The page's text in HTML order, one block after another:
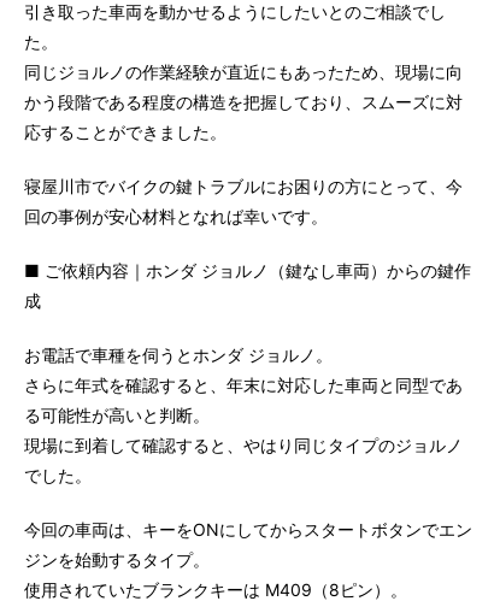
引き取った車両を動かせるようにしたいとのご相談でし
た。
同じジョルノの作業経験が直近にもあったため、現場に向
かう段階である程度の構造を把握しており、スムーズに対
応することができました。
寝屋川市でバイクの鍵トラブルにお困りの方にとって、今
回の事例が安心材料となれば幸いです。
■ ご依頼内容｜ホンダ ジョルノ（鍵なし車両）からの鍵作
成
お電話で車種を伺うとホンダ ジョルノ。
さらに年式を確認すると、年末に対応した車両と同型であ
る可能性が高いと判断。
現場に到着して確認すると、やはり同じタイプのジョルノ
でした。
今回の車両は、キーをONにしてからスタートボタンでエン
ジンを始動するタイプ。
使用されていたブランクキーは M409（8ピン）。